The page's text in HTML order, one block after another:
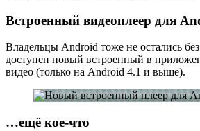
Встроенный видеоплеер для
Владельцы Android тоже не остались
доступен новый встроенный в
видео (только на Android 4.1 и выше).
…ещё кое-что